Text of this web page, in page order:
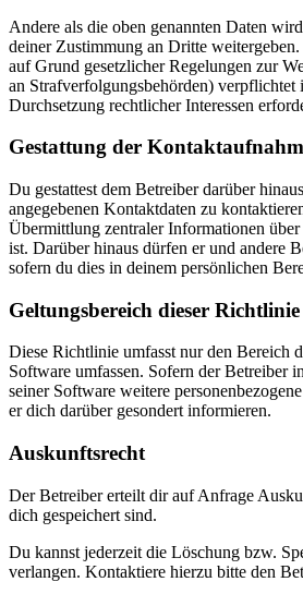
Andere als die oben genannten Daten
deiner Zustimmung an Dritte
auf Grund gesetzlicher Regelungen zur
an Strafverfolgungsbehörden) verpflichtet
Durchsetzung rechtlicher Interessen
Gestattung der
Du gestattest dem Betreiber darüber
angegebenen Kontaktdaten zu
Übermittlung zentraler Informationen
ist. Darüber hinaus dürfen er und andere
sofern du dies in deinem persönlichen
Geltungsbereich dieser Richtlinie
Diese Richtlinie umfasst nur den Bereich
Software umfassen. Sofern der Betreiber
seiner Software weitere
er dich darüber gesondert informieren.
Auskunftsrecht
Der Betreiber erteilt dir auf Anfrage
dich gespeichert sind.
Du kannst jederzeit die Löschung bzw.
verlangen. Kontaktiere hierzu bitte den